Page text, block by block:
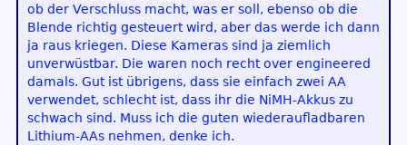
ob der Verschluss macht, was er soll, ebenso ob die
Blende richtig gesteuert wird, aber das werde ich dann
ja raus kriegen. Diese Kameras sind ja ziemlich
unverwüstbar. Die waren noch recht over engineered
damals. Gut ist übrigens, dass sie einfach zwei AA
verwendet, schlecht ist, dass ihr die NiMH-Akkus zu
schwach sind. Muss ich die guten wiederaufladbaren
Lithium-AAs nehmen, denke ich.